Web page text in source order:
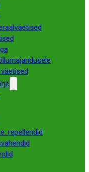
repellendid